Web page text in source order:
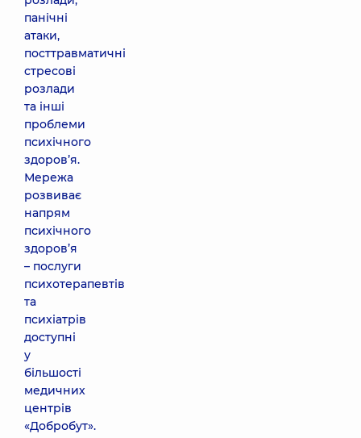
панічні
атаки,
посттравматичні
стресові
розлади
та інші
проблеми
психічного
здоровʼя.
Мережа
розвиває
напрям
психічного
здоров’я
– послуги
психотерапевтів
та
психіатрів
доступні
у
більшості
медичних
центрів
«Добробут».